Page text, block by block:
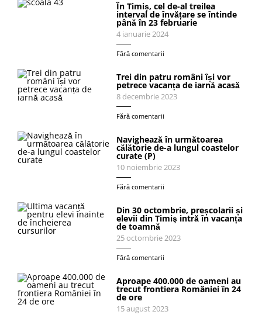
În Timiș, cel de-al treilea
interval de învățare se întinde
până în 23 februarie
4 ianuarie 2024
Fără comentarii
Trei din patru români își vor
petrece vacanța de iarnă acasă
8 decembrie 2023
Fără comentarii
Navighează în următoarea
călătorie de-a lungul coastelor
curate (P)
10 noiembrie 2023
Fără comentarii
Din 30 octombrie, preșcolarii și
elevii din Timiş intră în vacanța
de toamnă
25 octombrie 2023
Fără comentarii
Aproape 400.000 de oameni au
trecut frontiera României în 24
de ore
15 august 2023